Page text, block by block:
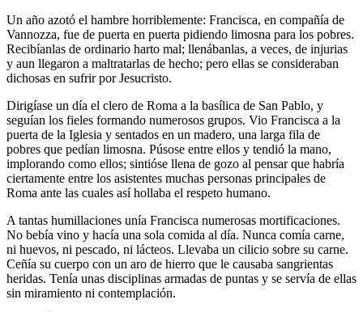
Un año azotó el hambre horriblemente: Francisca, en compañía de
Vannozza, fue de puerta en puerta pidiendo limosna para los pobres.
Recibíanlas de ordinario harto mal; llenábanlas, a veces, de injurias
y aun llegaron a maltratarlas de hecho; pero ellas se consideraban
dichosas en sufrir por Jesucristo.
Dirigíase un día el clero de Roma a la basílica de San Pablo, y
seguían los fieles formando numerosos grupos. Vio Francisca a la
puerta de la Iglesia y sentados en un madero, una larga fila de
pobres que pedían limosna. Púsose entre ellos y tendió la mano,
implorando como ellos; sintióse llena de gozo al pensar que habría
ciertamente entre los asistentes muchas per­sonas principales de
Roma ante las cuales así hollaba el respeto humano.
A tantas humillaciones unía Francisca numerosas mortificaciones.
No bebía vino y hacía una sola comida al día. Nunca comía carne,
ni huevos, ni pescado, ni lácteos. Llevaba un cilicio sobre su carne.
Ceñía su cuerpo con un aro de hierro que le causaba sangrientas
heridas. Tenía unas disci­plinas armadas de puntas y se servía de ellas
sin miramiento ni contemplación.